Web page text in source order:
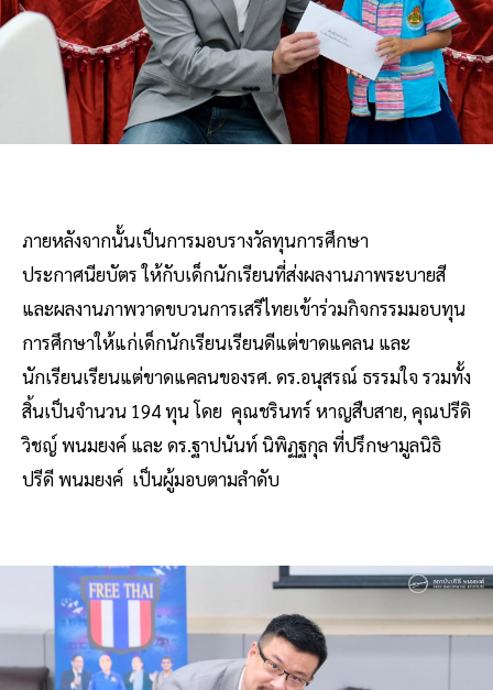
ภายหลังจากนั้นเป็นการมอบรางวัลทุนการศึกษา
ประกาศนียบัตร ให้กับเด็กนักเรียนที่ส่งผลงานภาพระบายสี
และผลงานภาพวาดขบวนการเสรีไทยเข้าร่วมกิจกรรมมอบทุน
การศึกษาให้แก่เด็กนักเรียนเรียนดีแต่ขาดแคลน และ
นักเรียนเรียนแต่ขาดแคลนของรศ. ดร.อนุสรณ์ ธรรมใจ รวมทั้ง
สิ้นเป็นจำนวน 194 ทุน โดย คุณชรินทร์ หาญสืบสาย, คุณปรีดิ
วิชญ์ พนมยงค์ และ ดร.ฐาปนันท์ นิพิฏฐกุล ที่ปรึกษามูลนิธิ
ปรีดี พนมยงค์ เป็นผู้มอบตามลำดับ